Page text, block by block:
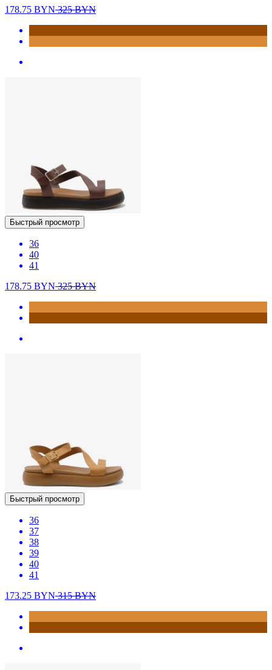
178.75 BYN325BYN
Быстрый просмотр
36
40
41
178.75 BYN325BYN
Быстрый просмотр
36
37
38
39
40
41
173.25 BYN315BYN